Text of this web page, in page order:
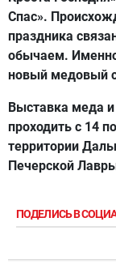
Спас».
праздника
обычаем. Именно
новый медовый
Выставка меда и
проходить с 14
территории
Печерской
ПОДЕЛИСЬ В